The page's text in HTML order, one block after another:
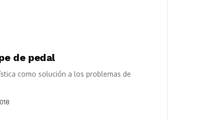
de pedal
como solución a los problemas de